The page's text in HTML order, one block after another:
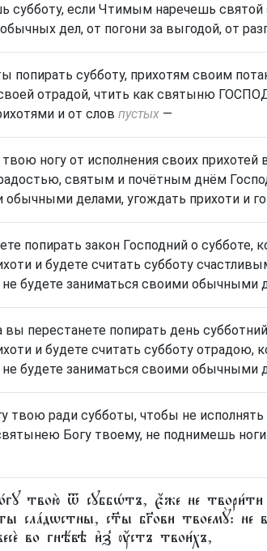
субботу, если Чтимым наречешь святой
дел, от погони за выгодой, от
попирать субботу, прихотям своим
отрадой, чтить как святыню
и от слов пустых —
ногу от исполнения своих прихотей
святым и почётным днём
обычными делами, угождать прихоти и
попирать закон Господний о субботе,
и будете считать субботу
не будете заниматься своими обычными
вы перестанете попирать день
и будете считать субботу отрадою,
не будете заниматься своими обычными
твою ради субботы, чтобы не
Богу твоему, не поднимешь
твою̀ ѿ сꙋббѡ́тъ, є҆́же не твори́ти
сла́дѡстны, ст҃ы бг҃ови твоемꙋ̀: не
во гнѣ́вѣ и҆з̾ ᲂу҆́стъ твои́хъ,